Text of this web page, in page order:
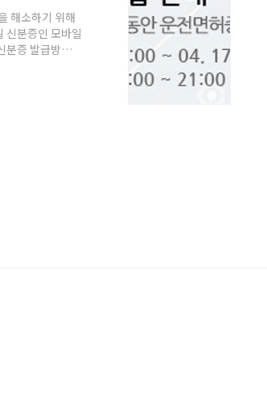
해소하기 위해
신분증인 모바일
분증 발급방법
먼저 하자면, 모